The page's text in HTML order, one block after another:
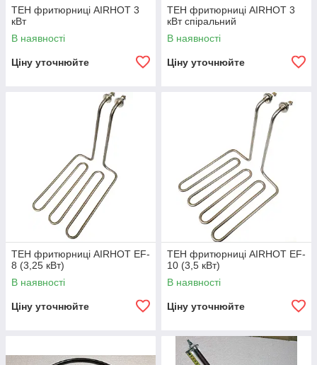
ТЕН фритюрниці AIRHOT 3
кВт
В наявності
Ціну уточнюйте
ТЕН фритюрниці AIRHOT 3
кВт спіральний
В наявності
Ціну уточнюйте
ТЕН фритюрниці AIRHOT EF-
8 (3,25 кВт)
В наявності
Ціну уточнюйте
ТЕН фритюрниці AIRHOT EF-
10 (3,5 кВт)
В наявності
Ціну уточнюйте